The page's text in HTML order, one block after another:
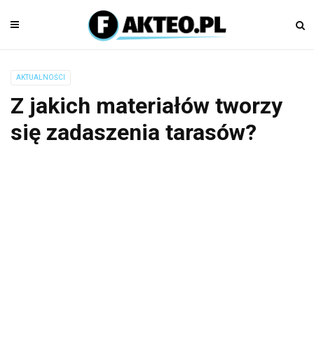
AKTUALNOŚCI
Z jakich materiałów tworzy
się zadaszenia tarasów?